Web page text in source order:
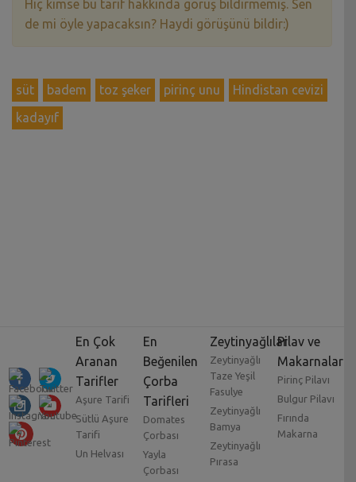
Hiç kimse bu tarif hakkında görüş bildirmemiş. Sen
de mi öyle yapacaksın? Haydi görüşünü bildir:)
süt badem toz şeker pirinç unu
Hindistan cevizi
kadayıf
En Çok
Aranan
Tarifler
Aşure Tarifi
Sütlü Aşure
Tarifi
Un Helvası
En
Beğenilen
Çorba
Tarifleri
Domates
Çorbası
Yayla
Çorbası
Zeytinyağlılar
Zeytinyağlı
Taze Yeşil
Fasulye
Zeytinyağlı
Bamya
Zeytinyağlı
Pırasa
Pilav ve
Makarnalar
Pirinç Pilavı
Bulgur Pilavı
Fırında
Makarna